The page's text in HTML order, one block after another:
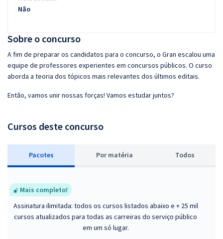
Sobre o concurso
A fim de preparar os candidatos para o concurso, o Gran escalou uma
equipe de professores experientes em concursos públicos. O curso
aborda a teoria dos tópicos mais relevantes dos últimos editais.
Então, vamos unir nossas forças! Vamos estudar juntos?
Cursos deste concurso
Pacotes Por matéria Todos
Mais completo!
Assinatura ilimitada: todos os cursos listados abaixo e + 25 mil
cursos atualizados para todas as carreiras do serviço público
em um só lugar.
Não